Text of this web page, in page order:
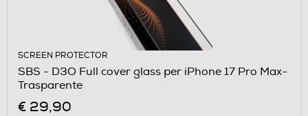
SCREEN PROTECTOR
SBS - D3O Full cover glass per iPhone 17 Pro Max-
Trasparente
€ 29,90